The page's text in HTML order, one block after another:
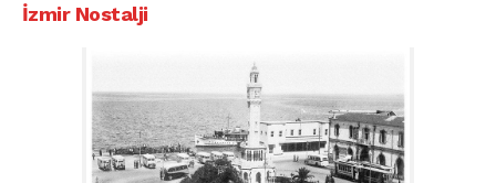
İzmir Nostalji